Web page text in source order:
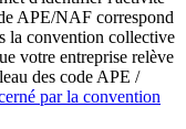
APE/NAF correspond
la convention collective
votre entreprise relève
des code APE /
par la convention